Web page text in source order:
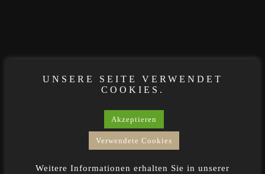
UNSERE SEITE VERWENDET
COOKIES.
Akzeptieren
Verwendete Cookies
Weitere Informationen erhalten Sie in unserer